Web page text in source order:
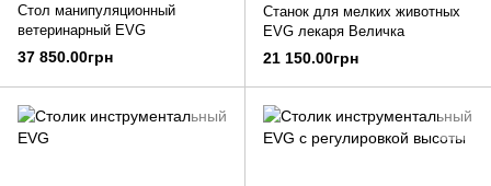
Стол манипуляционный
ветеринарный EVG
37 850.00грн
Станок для мелких животных
EVG лекаря Величка
21 150.00грн